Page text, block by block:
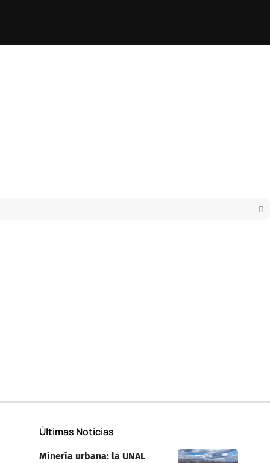
Últimas Noticias
Minería urbana: la UNAL